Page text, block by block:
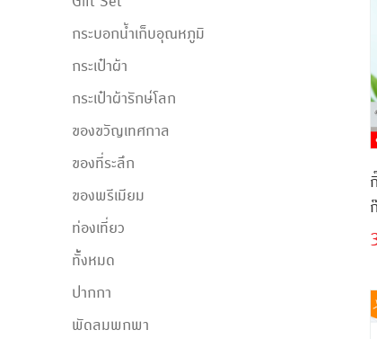
กระบอกน้ำเก็บอุณหภูมิ
กระเป๋าผ้า
กระเป๋าผ้ารักษ์โลก
ของขวัญเทศกาล
ของที่ระลึก
ของพรีเมียม
ท่องเที่ยว
ทั้้งหมด
ปากกา
พัดลมพกพา